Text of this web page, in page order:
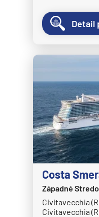
Detail
Costa
Západné
Civitavecchia
Civitavecchia